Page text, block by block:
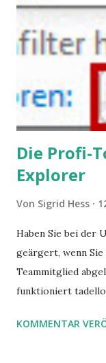
Die Profi-
Explorer
Von Sigrid Hess
Haben Sie bei der
geärgert, wenn
Teammitglied
funktioniert
mit UND oder
KOMMENTAR